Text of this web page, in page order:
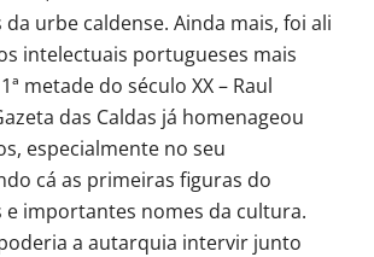
urbe caldense. Ainda mais, foi ali
intelectuais portugueses mais
metade do século XX – Raul
das Caldas já homenageou
especialmente no seu
cá as primeiras figuras do
e importantes nomes da cultura.
a autarquia intervir junto